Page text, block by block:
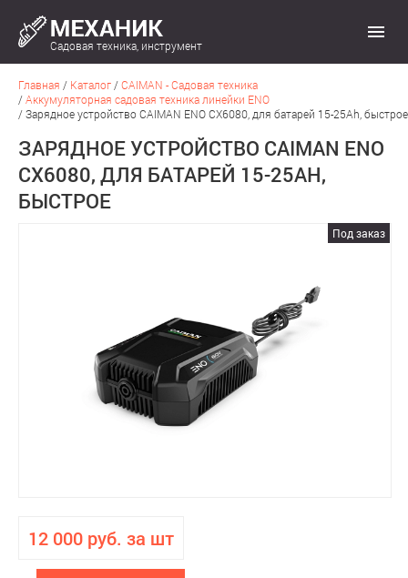
Садовая техника, инструмент
Главная / Каталог /CAIMAN - Садовая техника
/Аккумуляторная садовая техника линейки ENO
/Зарядное устройство CAIMAN ENO CX6080, для батарей 15-25Ah, быстрое
ЗАРЯДНОЕ УСТРОЙСТВО CAIMAN ENO
CX6080, ДЛЯ БАТАРЕЙ 15-25AH,
БЫСТРОЕ
Под заказ
12 000 руб. за шт